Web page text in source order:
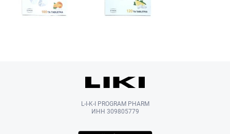
L-I-K-I PROGRAM PHARM
ИНН 309805779